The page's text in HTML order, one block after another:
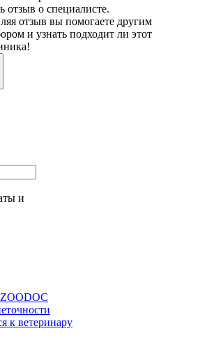
отзыв о специалисте.
отзыв вы помогаете другим
и узнать подходит ли этот
и
ZOODOC
к ветеринару